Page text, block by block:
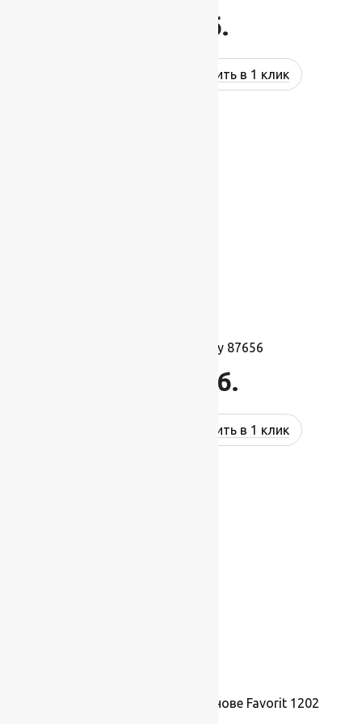
руб.
Купить в 1 клик
Ковролин Harmony 87656
руб.
Купить в 1 клик
Ковролин на резиновой основе Favorit 1202